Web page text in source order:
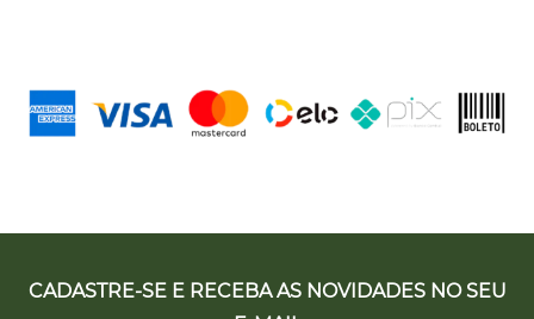
CADASTRE-SE E RECEBA AS NOVIDADES NO SEU